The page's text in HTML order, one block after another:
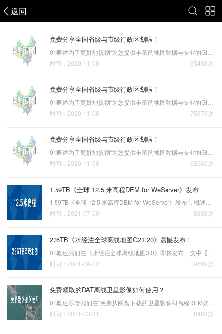
返回
地图数据
免费分享全国省级与市级行政区划啦！
65438次
时间：2020-11-08
免费分享全国省级与市级行政区划啦！
75379次
时间：2020-11-08
免费分享全国省级与市级行政区划啦！
62665次
时间：2020-11-08
1.59TB《全球 12.5 米高程DEM for WeServer》发布
8803次
时间：2021-07-09
236TB《水经注全球离线地图G21.20》震撼发布！
19689次
时间：2021-06-02
免费领取的DAT离线卫星影像如何使用？
8489次
时间：2021-03-31